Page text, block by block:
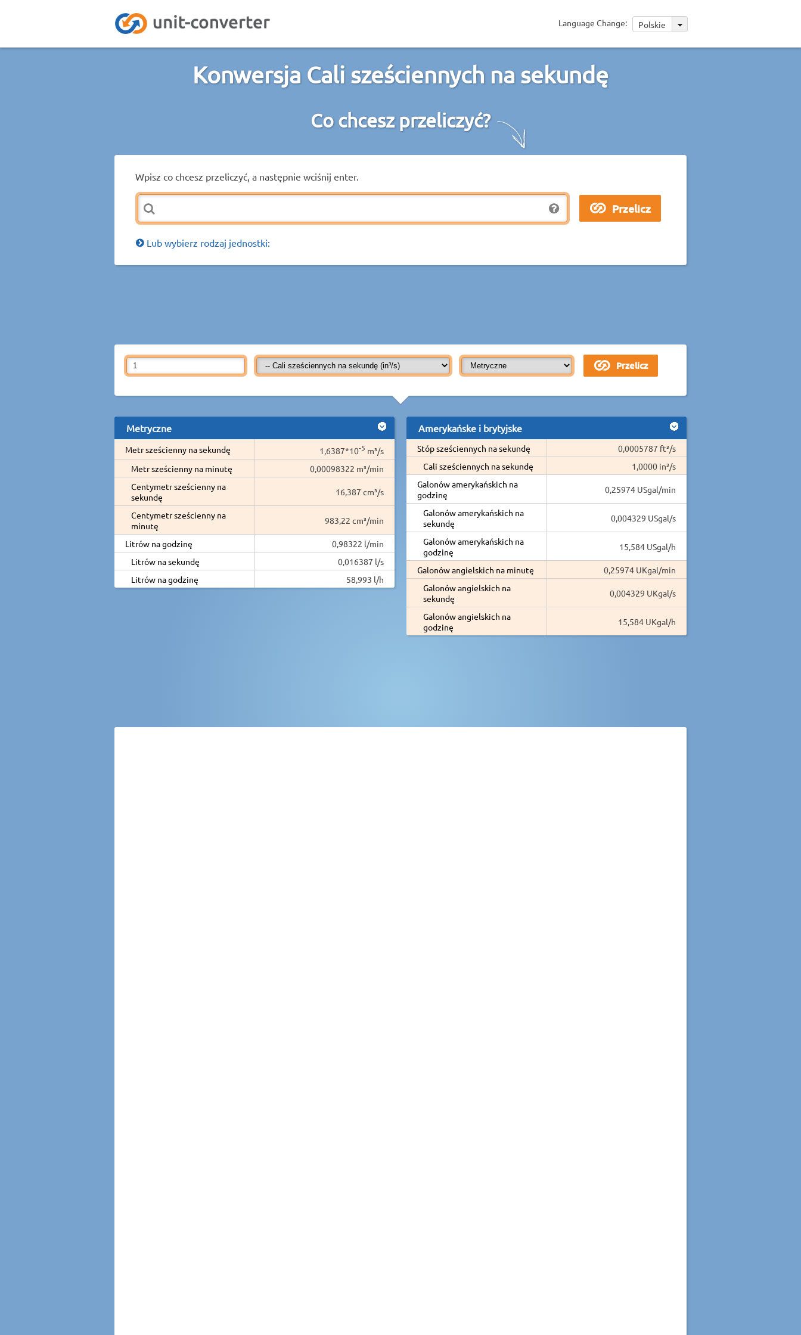
Language Change: Polskie
Konwersja Cali sześciennych na sekundę
Co chcesz przeliczyć?
Wpisz co chcesz przeliczyć, a następnie wciśnij enter.
Lub wybierz rodzaj jednostki:
Metryczne
Metr sześcienny na sekundę 1,6387*10-5 m³/s
Metr sześcienny na minutę
0,00098322 m³/min
Centymetr sześcienny na
sekundę
16,387 cm³/s
Centymetr sześcienny na
minutę
983,22 cm³/min
Litrów na godzinę
0,98322 l/min
Litrów na sekundę
0,016387 l/s
Litrów na godzinę
58,993 l/h
Amerykańske i brytyjske
Stóp sześciennych na sekundę
0,0005787 ft³/s
Cali sześciennych na sekundę
1,0000 in³/s
Galonów amerykańskich na
godzinę
0,25974 USgal/min
Galonów amerykańskich na
sekundę
0,004329 USgal/s
Galonów amerykańskich na
godzinę
15,584 USgal/h
Galonów angielskich na minutę
0,25974 UKgal/min
Galonów angielskich na
sekundę
0,004329 UKgal/s
Galonów angielskich na
godzinę
15,584 UKgal/h